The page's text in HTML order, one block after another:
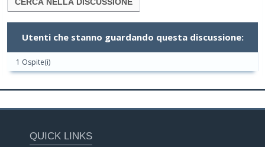
Utenti che stanno guardando questa discussione:
1 Ospite(i)
QUICK LINKS